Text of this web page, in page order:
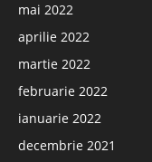
mai 2022
aprilie 2022
martie 2022
februarie 2022
ianuarie 2022
decembrie 2021